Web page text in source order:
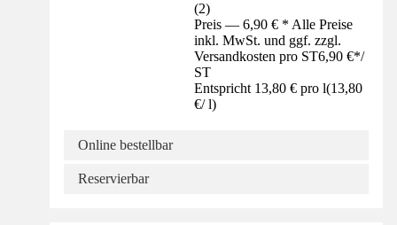
(2)
Preis — 6,90 € * Alle Preise
inkl. MwSt. und ggf. zzgl.
Versandkosten pro ST6,90 €*/
ST
Entspricht 13,80 € pro l(13,80
€/ l)
Online bestellbar
Reservierbar